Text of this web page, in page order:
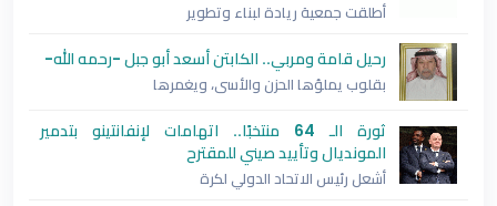
أطلقت جمعية ريادة لبناء وتطوير
رحيل قامة ومربي.. الكابتن أسعد أبو جبل -رحمه الله-
بقلوب يملؤها الحزن والأسى، ويغمرها
ثورة الـ 64 منتخبًا.. اتهامات لإنفانتينو بتدمير
المونديال وتأييد صيني للمقترح
أشعل رئيس الاتحاد الدولي لكرة